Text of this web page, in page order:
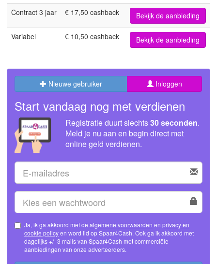
Contract 3 jaar € 17,50 cashback Bekijk de aanbieding
Variabel € 10,50 cashback Bekijk de aanbieding
Nieuwe gebruiker Inloggen
Start vandaag nog met verdienen
Registratie duurt slechts30 seconden.
Meld je nu aan en begin direct met
online geld verdienen.
Ja, ik ga akkoord met de algemene voorwaarden en privacy en
cookie policy
dagelijks +/- 3 mails van Spaar4Cash met commerciële
aanbiedingen van onze adverteerders.